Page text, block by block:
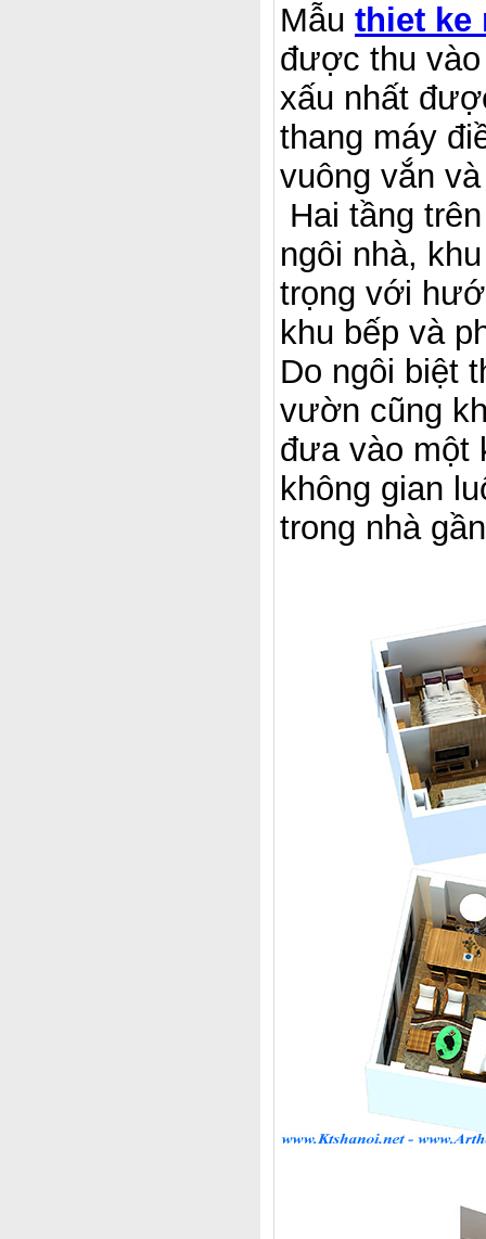
Mẫu thiet ke
được thu
xấu nhất
thang máy
vuông vắn
Hai tầng
ngôi nhà,
trọng với
khu bếp và
Do ngôi biệt
vườn cũng
đưa vào một
không gian
trong nhà